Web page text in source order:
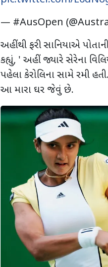
— #AusOpen
અહીંથી ફરી સાનિયાએ
કહ્યું, ' અહીં જ્યારે સેરેના
પહેલા કેરોલિના સામે રમી
આ મારા ઘર જેવું છે.